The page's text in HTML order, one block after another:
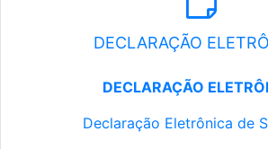
DECLARAÇÃO
DECLARAÇÃO
Declaração Eletrônica de